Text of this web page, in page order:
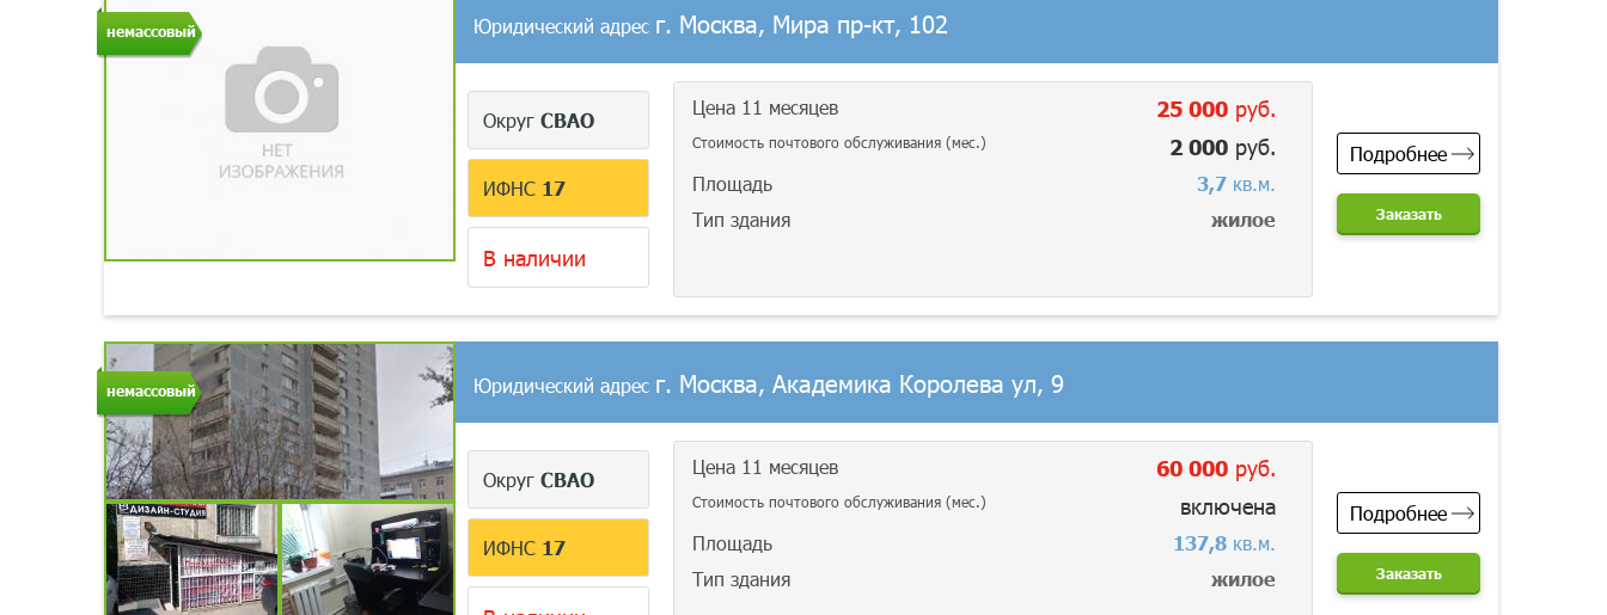
немассовый Юридический адрес г. Москва, Мира пр-кт, 102
Округ СВАО
ИФНС 17
В наличии
Цена 11 месяцев 25 000 руб.
Стоимость почтового обслуживания (мес.) 2 000 руб.
Площадь 3,7 кв.м.
Тип здания
жилое
Подробнее
Заказать
немассовый Юридический адрес г. Москва, Академика Королева ул, 9
Округ СВАО
ИФНС 17
Цена 11 месяцев 60 000 руб.
Стоимость почтового обслуживания (мес.) включена
Площадь 137,8 кв.м.
Тип здания
жилое
Подробнее
Заказать